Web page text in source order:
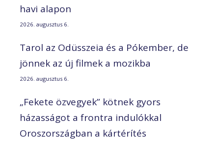
havi alapon
2026. augusztus 6.
Tarol az Odüsszeia és a Pókember, de
jönnek az új filmek a mozikba
2026. augusztus 6.
„Fekete özvegyek” kötnek gyors
házasságot a frontra indulókkal
Oroszországban a kártérítés